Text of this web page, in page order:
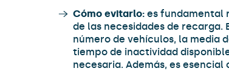
Cómo evitarlo: es fundamental
de las necesidades de
número de vehículos, la media
tiempo de inactividad
necesaria. Además, es